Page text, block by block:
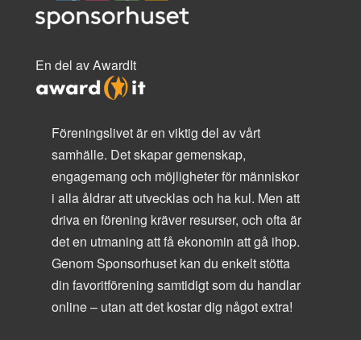
En del av AwardIt
Föreningslivet är en viktig del av vårt
samhälle. Det skapar gemenskap,
engagemang och möjligheter för människor
i alla åldrar att utvecklas och ha kul. Men att
driva en förening kräver resurser, och ofta är
det en utmaning att få ekonomin att gå ihop.
Genom Sponsorhuset kan du enkelt stötta
din favoritförening samtidigt som du handlar
online – utan att det kostar dig något extra!